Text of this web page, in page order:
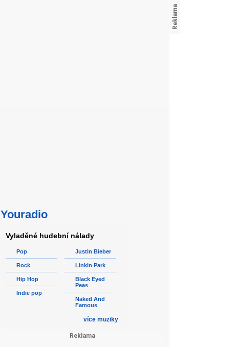
Youradio
Vyladěné hudební nálady
Pop
Rock
Hip Hop
Indie pop
Justin Bieber
Linkin Park
Black Eyed
Peas
Naked And
Famous
více muziky